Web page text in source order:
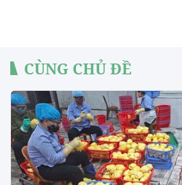
CÙNG CHỦ ĐỀ